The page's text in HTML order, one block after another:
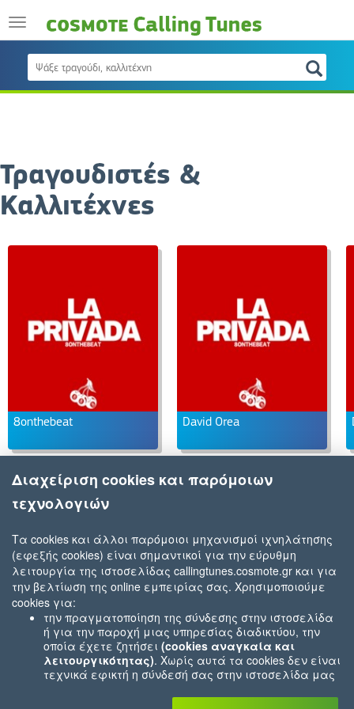
Τραγουδιστές &
Καλλιτέχνες
8onthebeat David Orea
Διαχείριση cookies και παρόμοιων
τεχνολογιών
Τα cookies και άλλοι παρόμοιοι μηχανισμοί ιχνηλάτησης
(εφεξής cookies) είναι σημαντικοί για την εύρυθμη
λειτουργία της ιστοσελίδας callingtunes.cosmote.gr και για
την βελτίωση της online εμπειρίας σας. Χρησιμοποιούμε
cookies για:
την πραγματοποίηση της σύνδεσης στην ιστοσελίδα
ή για την παροχή μιας υπηρεσίας διαδικτύου, την
οποία έχετε ζητήσει (cookies αναγκαία και
λειτουργικότητας). Χωρίς αυτά τα cookies δεν είναι
τεχνικά εφικτή η σύνδεσή σας στην ιστοσελίδα μας
που εσείς μας ζητήσατε (π.χ.cookies που αφορούν